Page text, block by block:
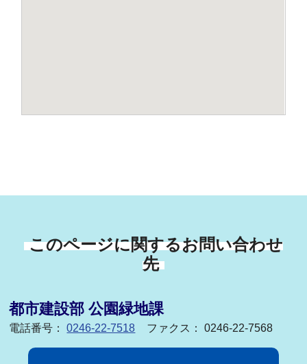
このページに関するお問い合わせ
先
都市建設部 公園緑地課
電話番号：0246-22-7518 ファクス： 0246-22-7568